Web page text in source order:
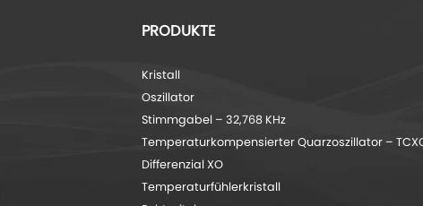
PRODUKTE
Kristall
Oszillator
Stimmgabel – 32,768 KHz
Temperaturkompensierter Quarzoszillator –
Differenzial XO
Temperaturfühlerkristall